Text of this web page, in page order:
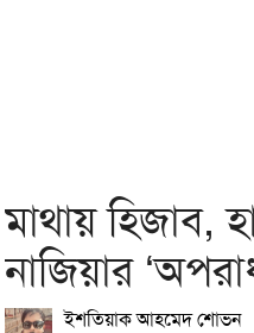
মাথায় হিজাব,
নাজিয়ার
ইশতিয়াক আহমেদ শোভন